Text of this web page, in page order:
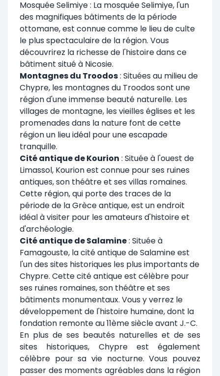
Mosquée Selimiye : La mosquée Selimiye, l'un
des magnifiques bâtiments de la période
ottomane, est connue comme le lieu de culte
le plus spectaculaire de la région. Vous
découvrirez la richesse de l'histoire dans ce
bâtiment situé à Nicosie.
Montagnes du Troodos: Situées au milieu de
Chypre, les montagnes du Troodos sont une
région d'une immense beauté naturelle. Les
villages de montagne, les vieilles églises et les
promenades dans la nature font de cette
région un lieu idéal pour une escapade
tranquille.
Cité antique de Kourion : Située à l'ouest de
Limassol, Kourion est connue pour ses ruines
antiques, son théâtre et ses villas romaines.
Cette région, qui porte des traces de la
période de la Grèce antique, est un endroit
idéal à visiter pour les amateurs d'histoire et
d'archéologie.
Cité antique de Salamine: Située à
Famagouste, la cité antique de Salamine est
l'un des sites historiques les plus importants de
Chypre. Cette cité antique est célèbre pour
ses ruines romaines, son théâtre et ses
bâtiments monumentaux. Vous y verrez le
développement de l'histoire humaine, dont la
fondation remonte au 11ème siècle avant J.-C.
En plus de ses beautés naturelles et de ses
sites historiques, Chypre est également
célèbre pour sa vie nocturne. Vous pouvez
passer des moments agréables dans la région